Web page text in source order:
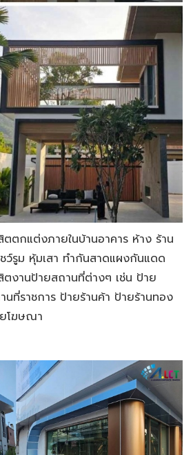
ตกแต่งภายในบ้านอาคาร ห้าง ร้าน
ว์รูม หุ้มเสา ทำกันสาดแผงกันแดด
งานป้ายสถานที่ต่างๆ เช่น ป้าย
นที่ราชการ ป้ายร้านค้า ป้ายร้านทอง
โฆษณา